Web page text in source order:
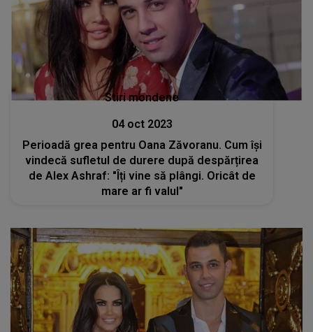
Stiri mondene
04 oct 2023
Perioadă grea pentru Oana Zăvoranu. Cum își
vindecă sufletul de durere după despărțirea
de Alex Ashraf: "Îți vine să plângi. Oricât de
mare ar fi valul"